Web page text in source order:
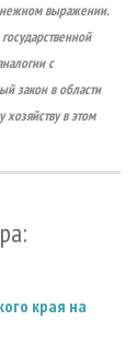
выражении.
с
закон в области
хозяйству в этом
края на